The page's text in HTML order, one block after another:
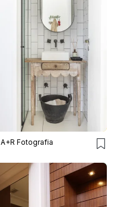
A+R Fotografia